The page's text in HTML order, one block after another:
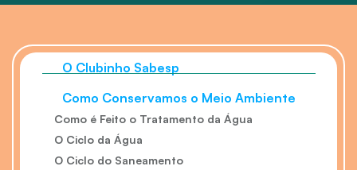
O Clubinho Sabesp
Como Conservamos o Meio Ambiente
Como é Feito o Tratamento da Água
O Ciclo da Água
O Ciclo do Saneamento